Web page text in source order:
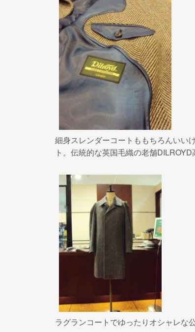
細身スレンダーコートももちろんいい
ト。伝統的な英国毛織の老舗
ラグランコートでゆったりオシャレな